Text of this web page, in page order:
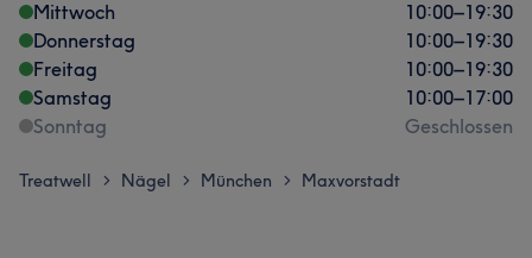
Mittwoch
10:00–19:30
Donnerstag
10:00–19:30
Freitag
10:00–19:30
Samstag
10:00–17:00
Sonntag
Geschlossen
Treatwell > Nägel > München > Maxvorstadt